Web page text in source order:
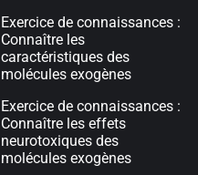
Exercice de connaissances :
Connaître les
caractéristiques des
molécules exogènes
Exercice de connaissances :
Connaître les effets
neurotoxiques des
molécules exogènes